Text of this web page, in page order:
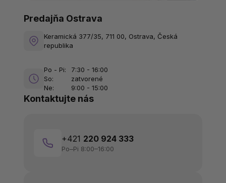
Kontaktujte nás
+421 220 924 333
Po–Pi 8:00–16:00
Predajňa Ostrava
Keramická 377/35, 711 00, Ostrava, Česká
republika
Po - Pi:
7:30 - 16:00
So:
zatvorené
Ne:
9:00 - 15:00